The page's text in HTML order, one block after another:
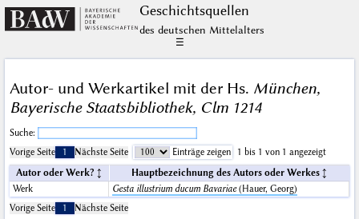
Geschichts­quellen
des deutschen Mittelalters
☰
Autor- und Werkartikel mit der Hs. München,
Bayerische Staatsbibliothek, Clm 1214
Suche:
Vorige Seite
1 Nächste Seite Einträge zeigen
1 bis 1 von 1 angezeigt
Autor oder Werk?
Hauptbezeichnung des Autors oder Werkes
Werk
Gesta illustrium ducum Bavariae(Hauer, Georg)
Vorige Seite
1 Nächste Seite